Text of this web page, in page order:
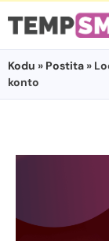
Kodu » Postita »
konto